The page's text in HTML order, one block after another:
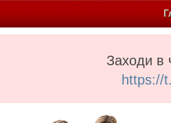
Заходи в
https://